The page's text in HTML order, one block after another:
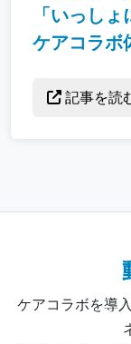
「いっし
ケアコラボ
記事を読
ケアコラボを導